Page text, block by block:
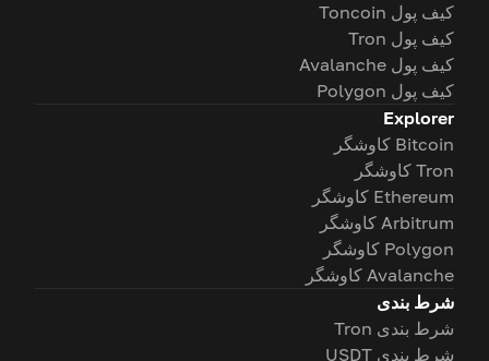
کیف پول Toncoin
کیف پول Tron
کیف پول Avalanche
کیف پول Polygon
Explorer
Bitcoin کاوشگر
Tron کاوشگر
Ethereum کاوشگر
Arbitrum کاوشگر
Polygon کاوشگر
Avalanche کاوشگر
شرط بندی
شرط بندی Tron
شرط بندی USDT